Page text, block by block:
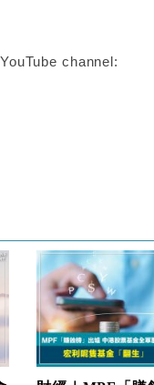
channel: